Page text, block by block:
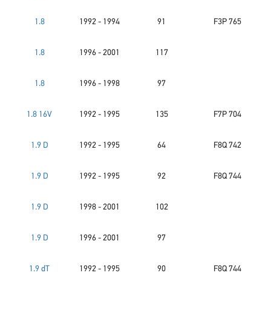
1.8 1992 - 1994 91 F3P 765
1.8 1996 - 2001 117
1.8 1996 - 1998 97
1.8 16V 1992 - 1995 135 F7P 704
1.9 D 1992 - 1995 64 F8Q 742
1.9 D 1992 - 1995 92 F8Q 744
1.9 D 1998 - 2001 102
1.9 D 1996 - 2001 97
1.9 dT 1992 - 1995 90 F8Q 744